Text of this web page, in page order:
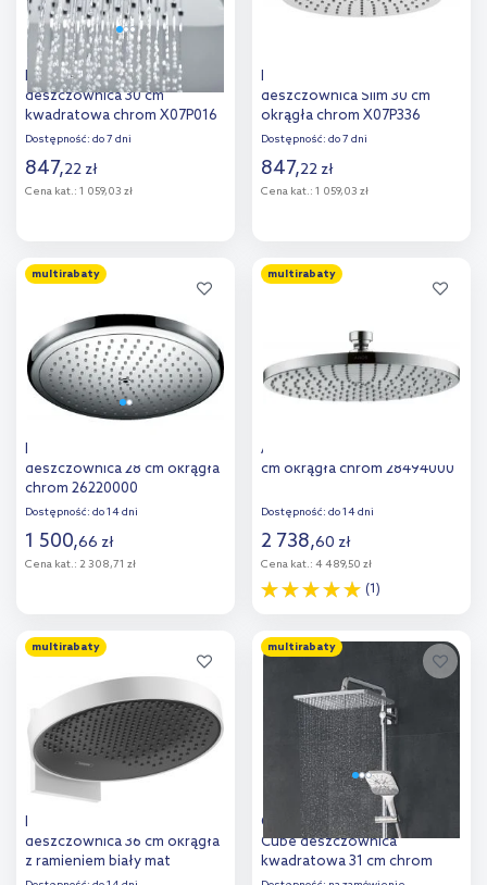
Ravak Chrome 982.00 Slim
deszczownica 30 cm
kwadratowa chrom X07P016
Dostępność: do 7 dni
847,22 zł
Cena kat.: 1 059,03 zł
Ravak Chrome 984.00
deszczownica Slim 30 cm
okrągła chrom X07P336
Dostępność: do 7 dni
847,22 zł
Cena kat.: 1 059,03 zł
multirabaty
Hansgrohe Croma
deszczownica 28 cm okrągła
chrom 26220000
Dostępność: do 14 dni
1 500,66 zł
Cena kat.: 2 308,71 zł
multirabaty
Axor Starck deszczownica 24
cm okrągła chrom 28494000
Dostępność: do 14 dni
2 738,60 zł
Cena kat.: 4 489,50 zł
(1)
multirabaty
Hansgrohe Rainfinity
deszczownica 36 cm okrągła
z ramieniem biały mat
26230700
multirabaty
Grohe Rainshower 310 Mono
Cube deszczownica
kwadratowa 31 cm chrom
26568000